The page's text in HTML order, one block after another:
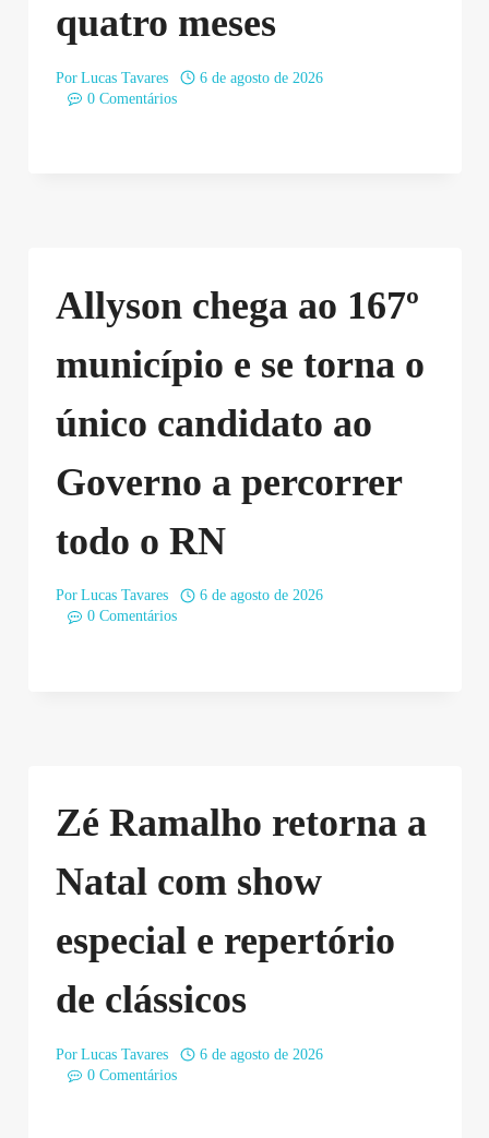
quatro meses
Por Lucas Tavares
6 de agosto de 2026
0 Comentários
Allyson chega ao 167º
município e se torna o
único candidato ao
Governo a percorrer
todo o RN
Por Lucas Tavares
6 de agosto de 2026
0 Comentários
Zé Ramalho retorna a
Natal com show
especial e repertório
de clássicos
Por Lucas Tavares
6 de agosto de 2026
0 Comentários